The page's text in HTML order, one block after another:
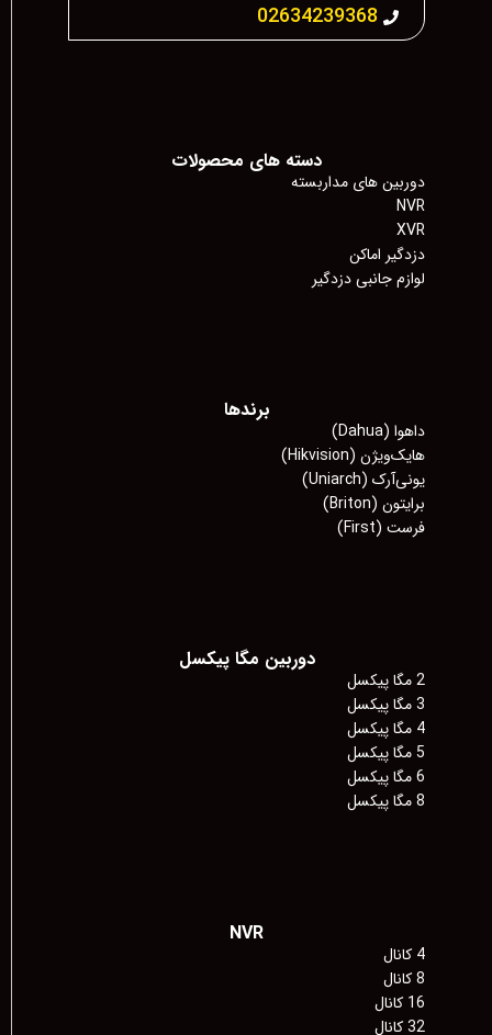
02634239368
دسته های محصولات
دوربین های مداربسته
NVR
XVR
دزدگیر اماکن
لوازم جانبی دزدگیر
برندها
داهوا (Dahua)
هایک‌ویژن (Hikvision)
یونی‌آرک (Uniarch)
برایتون (Briton)
فرست (First)
دوربین مگا پیکسل
2 مگا پیکسل
3 مگا پیکسل
4 مگا پیکسل
5 مگا پیکسل
6 مگا پیکسل
8 مگا پیکسل
NVR
4 کانال
8 کانال
16 کانال
32 کانال